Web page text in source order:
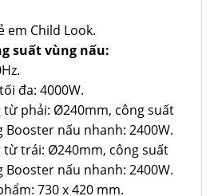
em Child Look.
suất vùng nấu:
đa: 4000W.
từ phải: Ø240mm, công suất
Booster nấu nhanh: 2400W.
từ trái: Ø240mm, công suất
Booster nấu nhanh: 2400W.
730 x 420 mm.